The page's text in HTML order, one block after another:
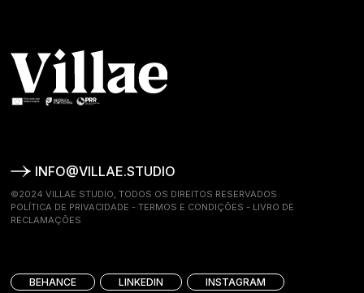
INFO@VILLAE.STUDIO
©2024 VILLAE STUDIO, TODOS OS DIREITOS RESERVADOS
POLÍTICA DE PRIVACIDADE -TERMOS E CONDIÇÕES - LIVRO DE
RECLAMAÇÕES
BEHANCE LINKEDIN INSTAGRAM